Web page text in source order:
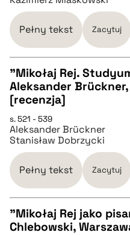
pobierz cytat
BIBTEX
pobierz cytat
Pełny tekst Zacytuj
CZYSTY TEKST
pobierz cytat
BIBTEX
"Mikołaj Rej.
Aleksander
[recenzja]
s. 521 - 539
Aleksander Brückner
Stanisław Dobrzycki
Pełny tekst Zacytuj
"Mikołaj Rej jako
Chlebowski,